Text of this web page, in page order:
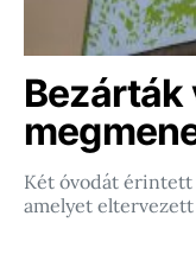
Bezárták
Két óvodát érintett
amelyet